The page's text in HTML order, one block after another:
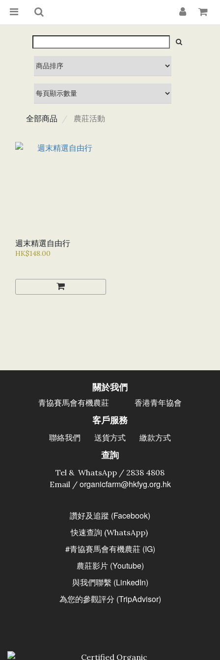
全部商品 農莊活動
週末精選自由行
HK$148.00
關於我們
青協賽馬會有機農莊
香港青年協會
客戶服務
聯絡我們 送貨方式 繳款方式
查詢
Tel & WhatsApp / 2838 4808
Email / organicfarm@hkfyg.org.hk
讚好及追蹤 (Facebook)
快速查詢 (WhatsApp)
#青協賽馬會有機農莊 (IG)
農莊影片 (Youtube)
與我們聯繫 (LinkedIn)
為您的參觀評分 (TripAdvisor)